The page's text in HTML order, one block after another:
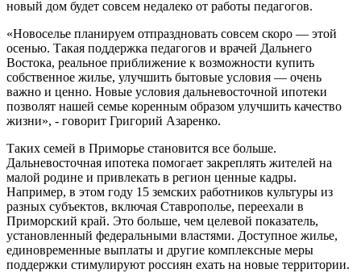
новый дом будет совсем недалеко от работы педагогов.
«Новоселье планируем отпраздновать совсем скоро — этой
осенью. Такая поддержка педагогов и врачей Дальнего
Востока, реальное приближение к возможности купить
собственное жилье, улучшить бытовые условия — очень
важно и ценно. Новые условия дальневосточной ипотеки
позволят нашей семье коренным образом улучшить качество
жизни», - говорит Григорий Азаренко.
Таких семей в Приморье становится все больше.
Дальневосточная ипотека помогает закреплять жителей на
малой родине и привлекать в регион ценные кадры.
Например, в этом году 15 земских работников культуры из
разных субъектов, включая Ставрополье, переехали в
Приморский край. Это больше, чем целевой показатель,
установленный федеральными властями. Доступное жилье,
единовременные выплаты и другие комплексные меры
поддержки стимулируют россиян ехать на новые территории.